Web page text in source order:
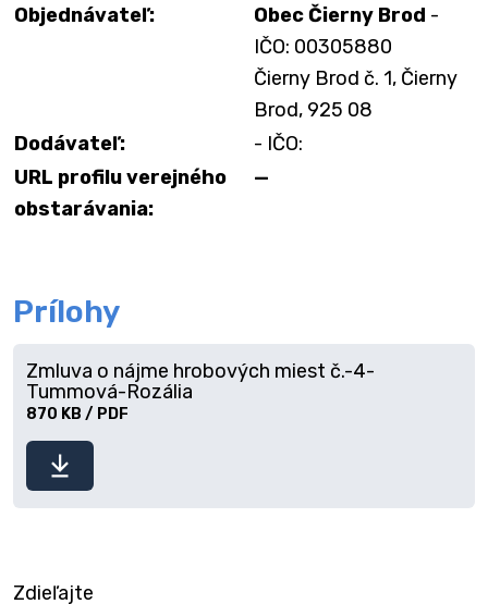
Objednávateľ:
Obec Čierny Brod -
IČO: 00305880
Čierny Brod č. 1, Čierny
Brod, 925 08
Dodávateľ:
- IČO:
URL profilu verejného
obstarávania:
—
Prílohy
súbor
Zmluva o nájme hrobových miest č.-4-
Tummová-Rozália
870 KB / PDF
Zdieľajte